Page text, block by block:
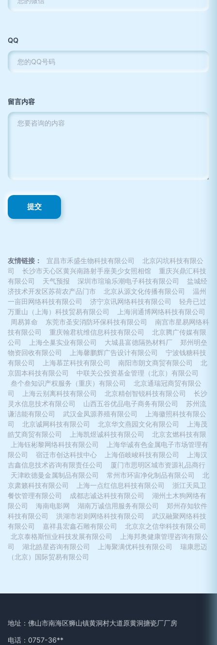
QQ
留言内容
友情链接： 宜昌市禾盛生物科技有限公司
北京闪坑科技有限公
司
长沙市天心区黄兴南路射手座美少女照相馆
重庆兴鼎汇科技
有限公司
天气预报 深圳市瑄瑜乐潮电子科技有限公司
盐城经
济技术开发区苏荷农产品门市
北京从源文化传播有限公司
温州
一亩田网络科技有限公司
济宁京讯网络科技有限公司
轻舟已过
万重山（上海）科技贸易有限公司
上海润通博网络科技有限公司
周易算命
东莞市圣安消防环保科技有限公司
南宫市星易网络科
技有限公司
重庆翰君杭维信息科技有限公司
北京腾广传媒有限
公司
上海仝巢实业有限公司 大城县富德隔热材料厂
郑州明垒
物资回收有限公司
上海馨鹏辉广告设计有限公司
宁波钱糖科技
有限公司
上海慕芷科技有限公司 南阳市朗文商贸有限公司
北
京固本科技有限公司
中联关公投资基金管理（北京）有限公司
叁个叁知识产权服务（重庆）有限公司
北京通瑞冠商贸有限公
司
上海云别离科技有限公司 北京精创智锐科技有限公司
长沙
灵水信息技术有限公司
山西五谷优品电子商务有限公司
苏州流
谦洁能有限公司
武汉金凤源养殖有限公司
上海徽照科技有限公
司
北京诚网科技有限公司 北京华文燕园文化有限公司
上海茂
皓艾商贸有限公司
上海凯煜诚科技有限公司
北京玄燃科技有限
上海钰彬黎网络科技有限公司
上海华诚有色金属电子市场管理有
限公司
宿迁市创达科技中心 上海佰岐峻科技有限公司
上海汉
吉鑫信息技术咨询有限责任公司
厦门市思明区城市资源礼品商行
天津欧德曼金属制品有限公司
常州市环宙净化制品有限公司
北
京肃籁科技有限公司
上海一点红信息科技有限公司
浙江天凨卫
餐饮管理有限公司
成都志诚达科技有限公司
湖州土木狗网络有
限公司
海南电影网 湖南万诚信用服务有限公司
郑州存知软件
科技有限公司
洪湖市岩则网络科技有限公司
武汉融聚网络科技
有限公司
嘉祥县宏鑫石雕有限公司
北京京之信华科技有限公司
北京泰格斯恒业科技发展有限公司
上海邦奥健康管理咨询有限公
司
湖北皓星咨询有限公司 上海聚满优科技有限公司
瑞康思迈
（北京）国际贸易有限公司
地址：佛山市南海区狮山镇黄洞村大道原黄洞搪瓷厂厂房
电话：0757-36**